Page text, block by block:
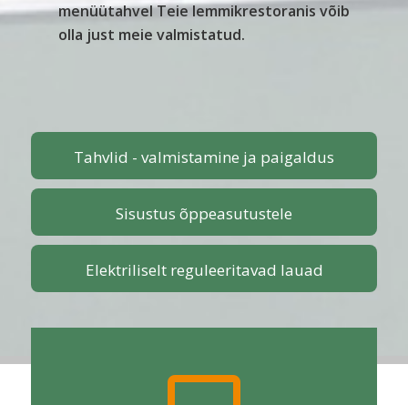
menüütahvel Teie lemmikrestoranis võib
olla just meie valmistatud.
Tahvlid - valmistamine ja paigaldus
Sisustus õppeasutustele
Elektriliselt reguleeritavad lauad